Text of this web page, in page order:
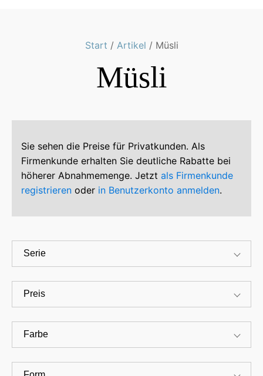
Start / Artikel / Müsli
Müsli
Sie sehen die Preise für Privatkunden. Als
Firmenkunde erhalten Sie deutliche Rabatte bei
höherer Abnahmemenge. Jetzt als Firmenkunde
registrieren oder in Benutzerkonto anmelden.
Serie
Preis
Farbe